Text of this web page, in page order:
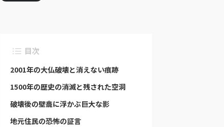
目次
2001年の大仏破壊と消えない痕跡
1500年の歴史の消滅と残された空洞
破壊後の壁龕に浮かぶ巨大な影
地元住民の恐怖の証言